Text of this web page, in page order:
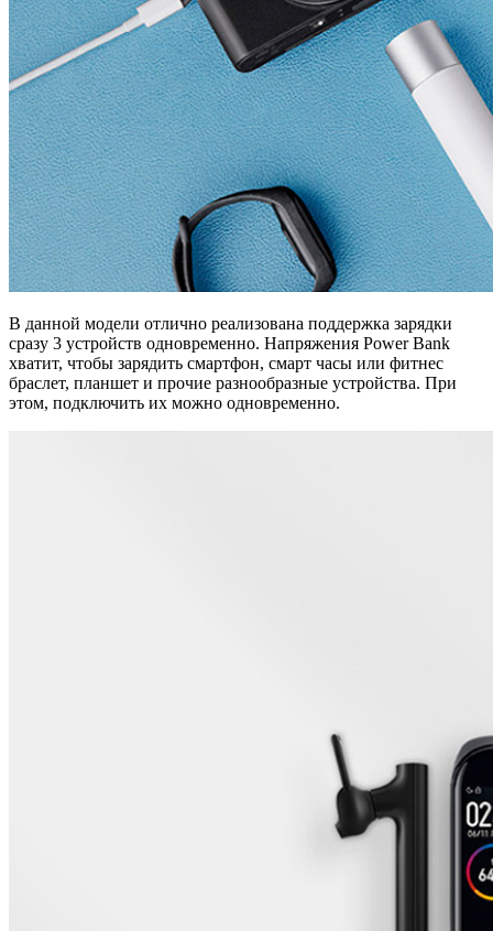
В данной модели отлично реализована поддержка зарядки
сразу 3 устройств одновременно. Напряжения Power Bank
хватит, чтобы зарядить смартфон, смарт часы или фитнес
браслет, планшет и прочие разнообразные устройства. При
этом, подключить их можно одновременно.